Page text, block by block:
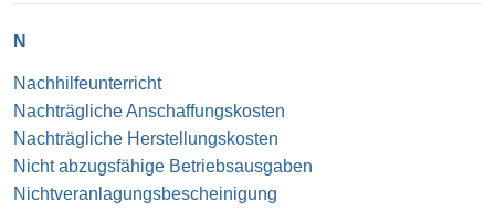
N
Nachhilfeunterricht
Nachträgliche Anschaffungskosten
Nachträgliche Herstellungskosten
Nicht abzugsfähige Betriebsausgaben
Nichtveranlagungsbescheinigung